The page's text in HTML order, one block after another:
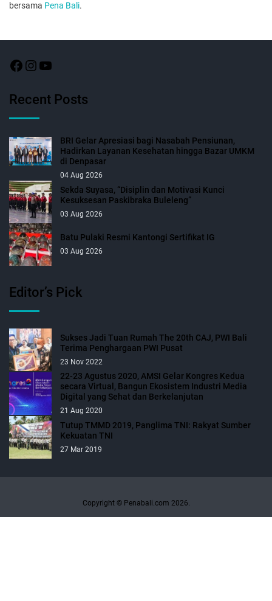
bersama Pena Bali.
Recent Posts
BRI Gelar Apresiasi bagi Nasabah Pensiunan,
Hadirkan Layanan Kesehatan hingga Bazar UMKM
di Denpasar
04 Aug 2026
Sekda Suyasa, “Disiplin dan Motivasi Kunci
Kesuksesan Paskibraka Buleleng”
03 Aug 2026
Batu Pulaki Resmi Kantongi Sertifikat IG
03 Aug 2026
Editor’s Pick
Sukses Jadi Tuan Rumah The 20th CAJ, PWI Bali
Terima Penghargaan PWI Pusat
23 Nov 2022
22-23 Agustus 2020, AMSI Gelar Kongres Kedua
secara Virtual, Bangun Ekosistem Industri Media
Digital yang Sehat dan Berkelanjutan
21 Aug 2020
Tutup TMMD 2019, Panglima TNI: Rakyat Sumber
Kekuatan TNI
27 Mar 2019
Copyright © Penabali.com 2026.